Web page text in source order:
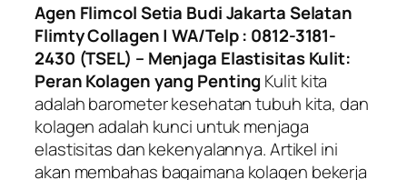
Agen Flimcol Setia Budi Jakarta Selatan
Flimty Collagen | WA/Telp : 0812-3181-
2430 (TSEL) – Menjaga Elastisitas Kulit:
Peran Kolagen yang Penting Kulit kita
adalah barometer kesehatan tubuh kita, dan
kolagen adalah kunci untuk menjaga
elastisitas dan kekenyalannya. Artikel ini
akan membahas bagaimana kolagen bekerja